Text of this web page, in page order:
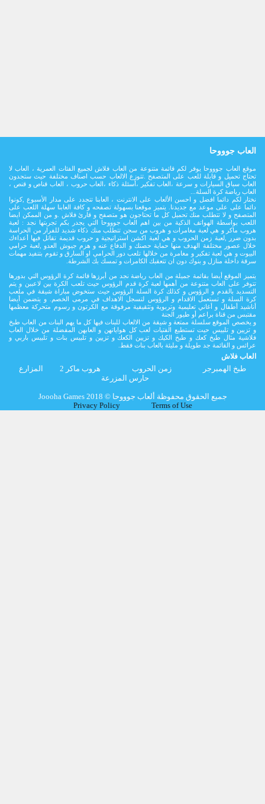
العاب جوووحا
موقع العاب جوووحا يوفر لكم قائمة متنوعة من العاب فلاش لجميع الفئات العمرية ، العاب لا
تحتاج تحميل و قابلة للعب على المتصفح .تتوزع الالعاب حسب اصناف مختلفة حيث ستجدون
العاب سباق السيارات و سرعة ،العاب تفكير ،أسئلة ذكاء ،العاب حروب ، العاب قناص و قنص ،
العاب رياضة كرة السلة...
نختار لكم دائما افضل و احسن الألعاب على الانترنت ، العابنا تتجدد على مدار اﻷسبوع ,كونوا
دائما على على موعد مع جديدنا. يتميز موقعنا بسهولة تصفحه و كافة العابنا سهلة اللعب على
المتصفح و لا تتطلب منك تحميل كل ما تحتاجون هو متصفح و قارئ فلاش .و من الممكن ايضا
اللعب بواسطة الهواتف الذكية من بين اهم العاب جوووحا التي يجدر بكم تجربتها نجد : لعبة
هروب ماكر و هي لعبة مغامرات و هروب من سجن تتطلب منك ذكاء شديد للفرار من الحراسة
بدون ضرر ,لعبة زمن الحروب و هي لعبة اكشن استراتيجية و حروب قديمة تقاتل فيها أعداءك
خلال عصور مختلفة الهدف منها حماية حصنك و الدفاع عنه و هزم جيوش العدو ,لعبة حرامي
البيوت و هي لعبة تفكير و مغامرة من خلالها تلعب دور الحرامي او السارق و تقوم بتنفيد مهمات
سرقة داخلة منازل و بنوك دون ان تتعقبك الكامرات و تمسك بك الشرطة.
يتميز الموقع أيضا بقائمة جميلة من العاب رياضة نجد من أبرزها قائمة كرة الرؤوس التي بدورها
تتوفر على العاب متنوعة من أهمها لعبة كرة قدم الرؤوس حيث تلعب الكرة بين لاعببن و يتم
التسديد بالقدم و الرؤوس و كذلك كرة السلة الرؤوس حيث ستخوض مباراة شيقة في ملعب
كرة السلة و تستعمل الاقدام و الرؤوس لتسجل الاهداف في مرمى الخصم. و يتضمن أيضا
أناشيد أطفال و أغاني تعليمية وتربوية وتثقيفية مرفوقة مع الكرتون و رسوم متحركة معظمها
مقتبس من قناة براعم أو طيور الجنة
و يخصص الموقع سلسلة ممتعة و شيقة من الالعاب للبنات فيها كل ما يهم البنات من العاب طبخ
و تزيين و تلبيس حيت تستطيع الفتيات لعب كل هواياتهن و العابهن المفضلة من خلال العاب
فلاشية مثال طبخ كعك و طبخ الكيك و تزيين الكعك و تزيين و تلبيس بنات و تلبيس باربي و
عرائس و القائمة جد طويلة و مليئة بالعاب بنات فقط.
العاب فلاش
طبخ الهمبرجر
زمن الحروب هروب ماكر 2
المزارع
حارس المزرعة
Joooha Games جميع الحقوق محفوظة ألعاب جوووحا © 2018
Privacy Policy
Terms of Use